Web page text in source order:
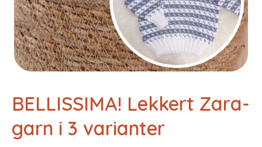
BELLISSIMA! Lekkert Zara-
garn i 3 varianter